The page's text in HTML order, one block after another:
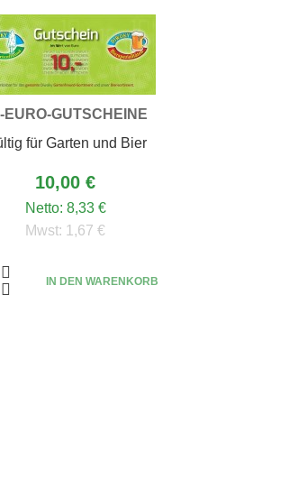
EURO-GUTSCHEINE
für Garten und Bier
10,00 €
Netto: 8,33 €
Mwst: 1,67 €
IN DEN WARENKORB